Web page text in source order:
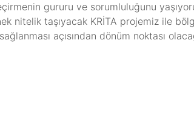
gururu ve sorumluluğunu
nitelik taşıyacak KRİTA projemiz ile
açısından dönüm noktası